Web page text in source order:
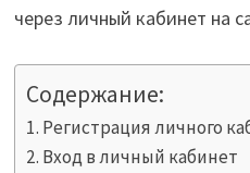
через личный кабинет на
Содержание:
Регистрация личного
Вход в личный кабинет